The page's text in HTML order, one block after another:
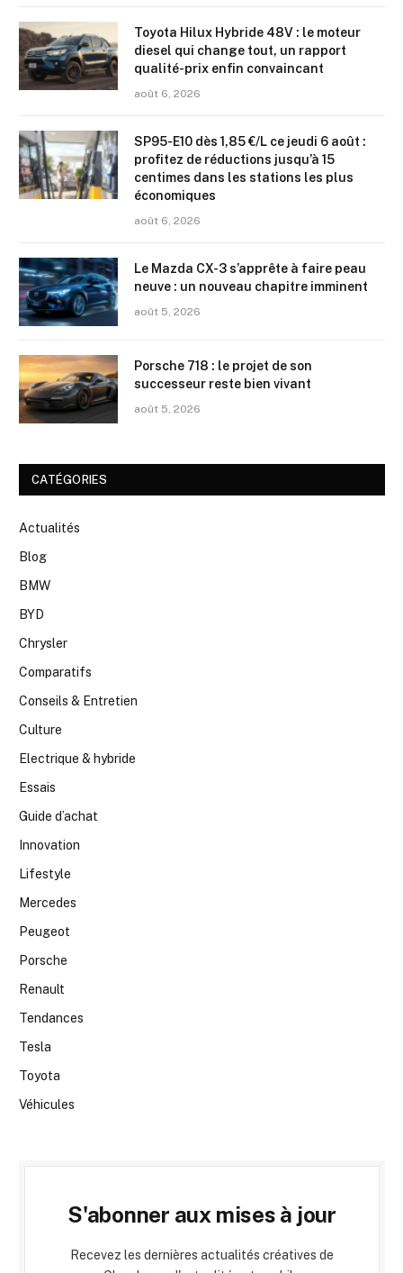
Toyota Hilux Hybride 48V : le moteur
diesel qui change tout, un rapport
qualité-prix enfin convaincant
août 6, 2026
SP95-E10 dès 1,85 €/L ce jeudi 6 août :
profitez de réductions jusqu’à 15
centimes dans les stations les plus
économiques
août 6, 2026
Le Mazda CX-3 s’apprête à faire peau
neuve : un nouveau chapitre imminent
août 5, 2026
Porsche 718 : le projet de son
successeur reste bien vivant
août 5, 2026
CATÉGORIES
Actualités
Blog
BMW
BYD
Chrysler
Comparatifs
Conseils & Entretien
Culture
Electrique & hybride
Essais
Guide d’achat
Innovation
Lifestyle
Mercedes
Peugeot
Porsche
Renault
Tendances
Tesla
Toyota
Véhicules
S'abonner aux mises à jour
Recevez les dernières actualités créatives de